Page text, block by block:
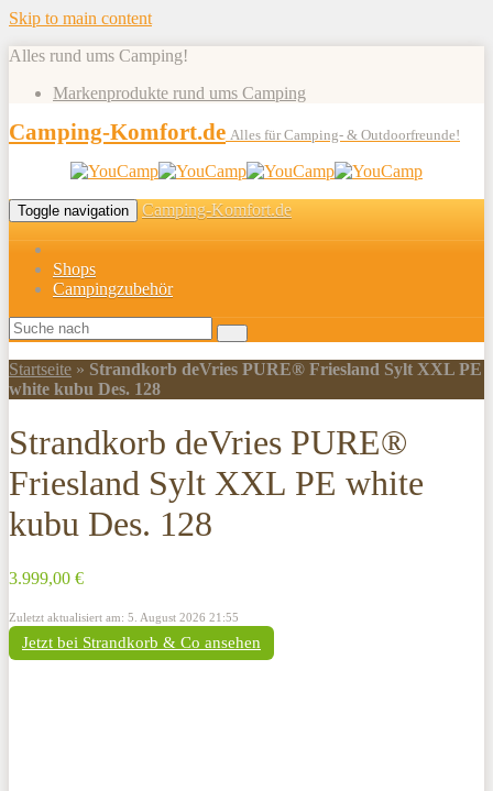
Skip to main content
Alles rund ums Camping!
Markenprodukte rund ums Camping
Camping-Komfort.de Alles für Camping- & Outdoorfreunde!
Toggle navigation Camping-Komfort.de
Shops
Campingzubehör
Startseite » Strandkorb deVries PURE® Friesland Sylt XXL PE
white kubu Des. 128
Strandkorb deVries PURE®
Friesland Sylt XXL PE white
kubu Des. 128
3.999,00 €
Zuletzt aktualisiert am: 5. August 2026 21:55
Jetzt bei Strandkorb & Co ansehen